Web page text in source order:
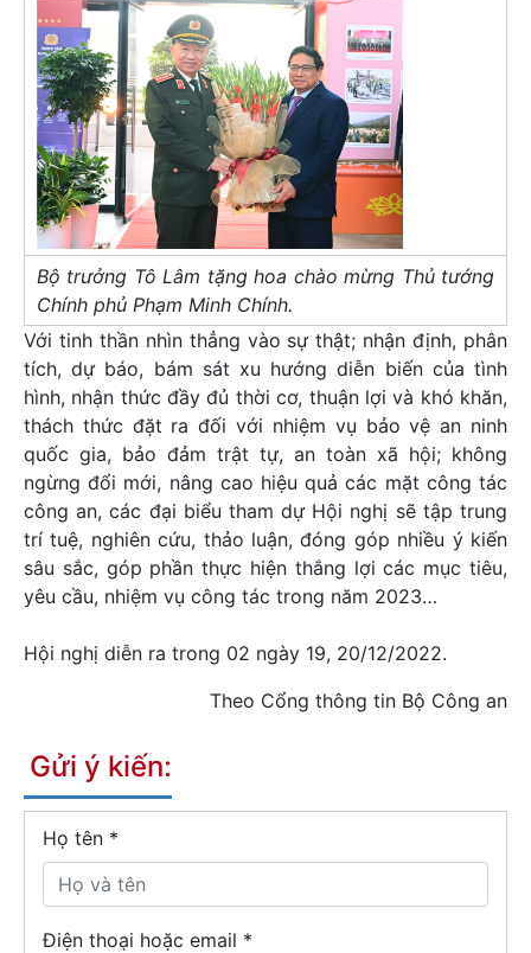
Bộ trưởng Tô Lâm tặng hoa chào mừng Thủ tướng
Chính phủ Phạm Minh Chính.
Với tinh thần nhìn thẳng vào sự thật; nhận định, phân
tích, dự báo, bám sát xu hướng diễn biến của tình
hình, nhận thức đầy đủ thời cơ, thuận lợi và khó khăn,
thách thức đặt ra đối với nhiệm vụ bảo vệ an ninh
quốc gia, bảo đảm trật tự, an toàn xã hội; không
ngừng đổi mới, nâng cao hiệu quả các mặt công tác
công an, các đại biểu tham dự Hội nghị sẽ tập trung
trí tuệ, nghiên cứu, thảo luận, đóng góp nhiều ý kiến
sâu sắc, góp phần thực hiện thắng lợi các mục tiêu,
yêu cầu, nhiệm vụ công tác trong năm 2023…
Hội nghị diễn ra trong 02 ngày 19, 20/12/2022.
Theo Cổng thông tin Bộ Công an
Gửi ý kiến:
Họ tên *
Điện thoại hoặc email *